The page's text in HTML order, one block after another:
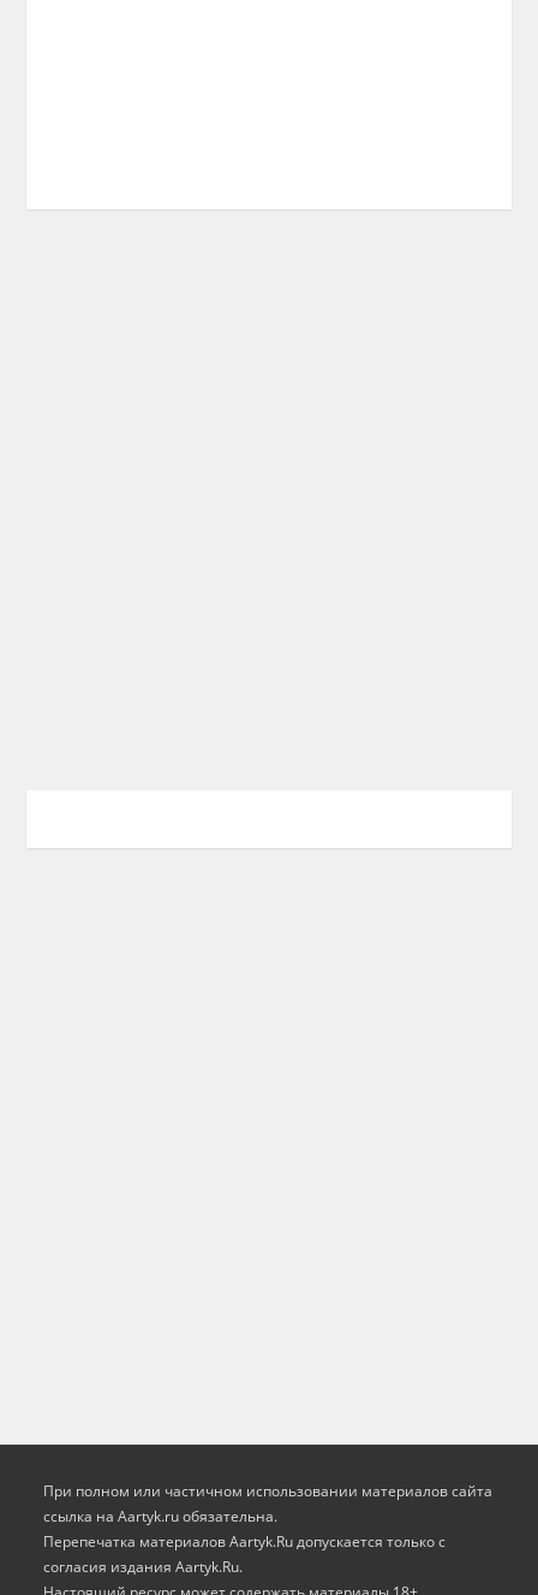
При полном или частичном использовании материалов сайта
ссылка на Aartyk.ru oбязательна.
Перепечатка материалов Aartyk.Ru допускается только с
согласия издания Aartyk.Ru.